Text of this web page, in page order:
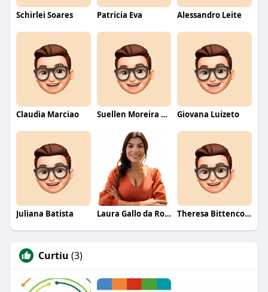
Schirlei Soares Patricia Eva Alessandro Leite
Claudia Marciao Suellen Moreira Parente de Oliveira Giovana Luizeto
Juliana Batista Laura Gallo da Rosa Theresa Bittencourt
Curtiu (3)